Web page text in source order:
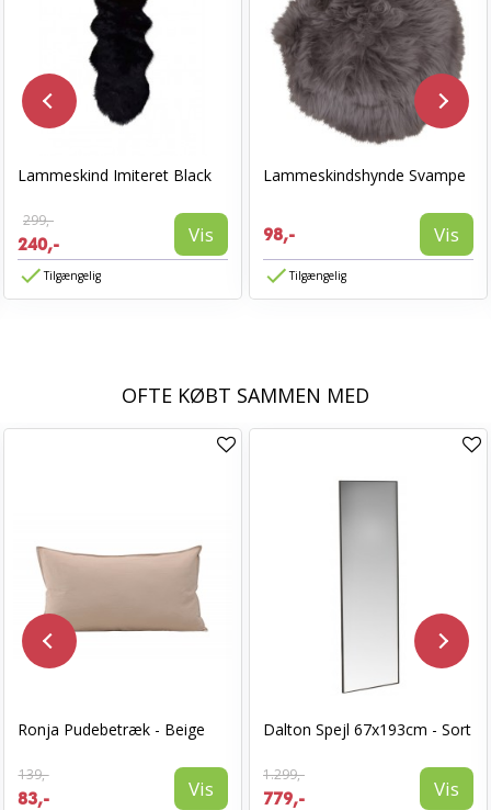
Lammeskind Imiteret Black
299,-
240,- Vis
Tilgængelig
Lammeskindshynde Svampe
98,- Vis
Tilgængelig
OFTE KØBT SAMMEN MED
Ronja Pudebetræk - Beige
139,-
83,- Vis
Dalton Spejl 67x193cm - Sort
1.299,-
779,- Vis